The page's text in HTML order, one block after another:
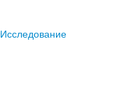
Исследование